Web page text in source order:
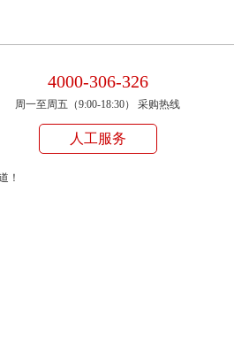
！
4000-306-326
周一至周五（9:00-18:30） 采购热线
人工服务